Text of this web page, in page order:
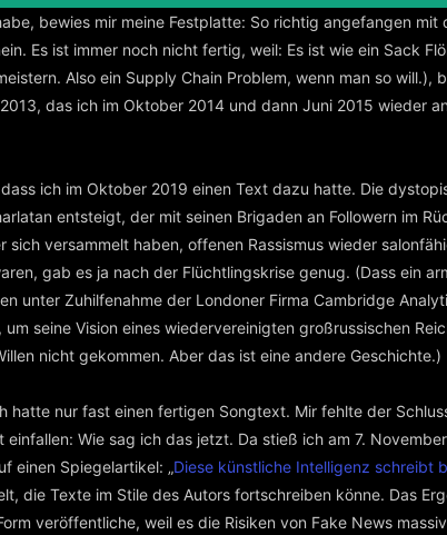
bewies mir meine Festplatte: So richtig angefangen mit
Es ist immer noch nicht fertig, weil: Es ist wie ein Sack
Also ein Supply Chain Problem, wenn man so will.),
das ich im Oktober 2014 und dann Juni 2015 wieder
ich im Oktober 2019 einen Text dazu hatte. Die
entsteigt, der mit seinen Brigaden an Followern im
sich versammelt haben, offenen Rassismus wieder
gab es ja nach der Flüchtlingskrise genug. (Dass ein
unter Zuhilfenahme der Londoner Firma Cambridge
seine Vision eines wiedervereinigten großrussischen
nicht gekommen. Aber das ist eine andere Geschichte.)
hatte nur fast einen fertigen Songtext. Mir fehlte der
Wie sag ich das jetzt. Da stieß ich am 7.
einen Spiegelartikel: „Diese künstliche Intelligenz schreibt
die Texte im Stile des Autors fortschreiben könne. Das
veröffentliche, weil es die Risiken von Fake News